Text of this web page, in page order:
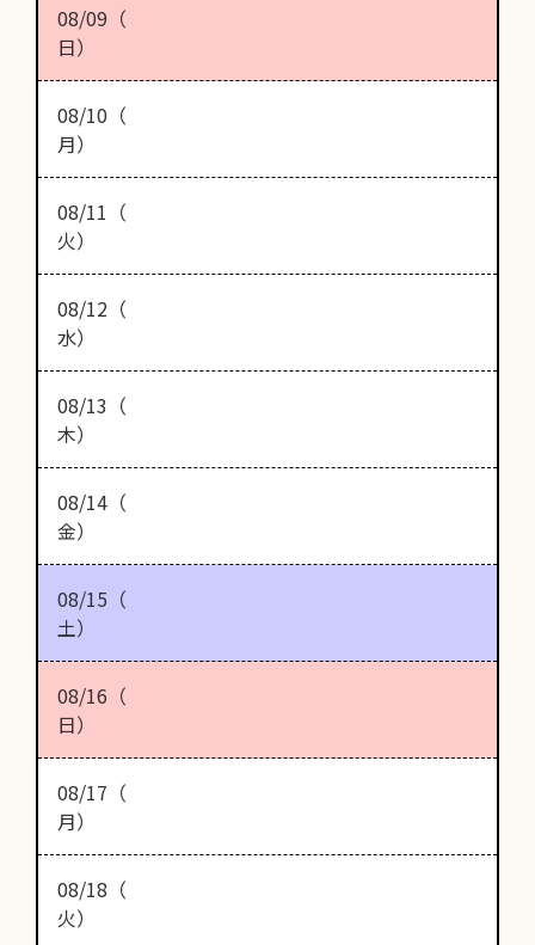
08/09（
日）
08/10（
月）
08/11（
火）
08/12（
水）
08/13（
木）
08/14（
金）
08/15（
土）
08/16（
日）
08/17（
月）
08/18（
火）